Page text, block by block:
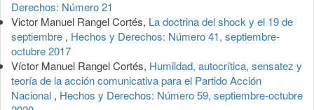
Derechos: Número 21
Victor Manuel Rangel Cortés, La doctrina del shock y el 19 de
septiembre , Hechos y Derechos: Número 41, septiembre-
octubre 2017
Víctor Manuel Rangel Cortés, Humildad, autocrítica, sensatez y
teoría de la acción comunicativa para el Partido Acción
Nacional , Hechos y Derechos: Número 59, septiembre-octubre